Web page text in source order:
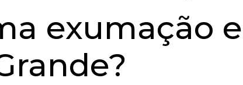
exumação